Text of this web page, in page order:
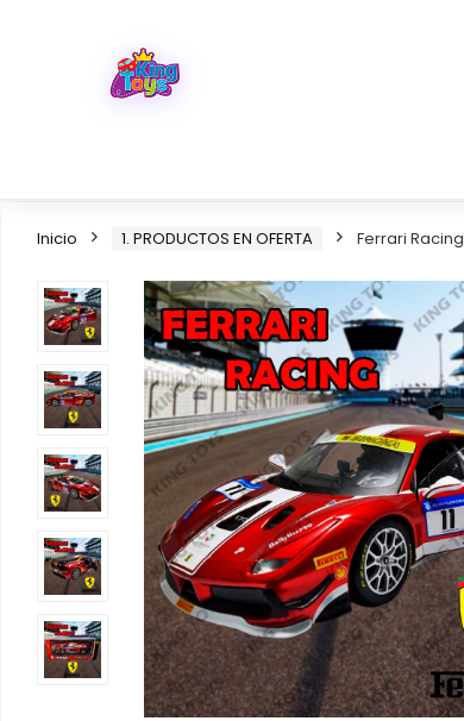
Inicio 1. PRODUCTOS EN OFERTA Ferrari Racing